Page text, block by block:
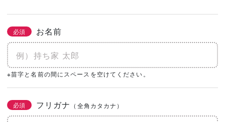
必須 お名前
※苗字と名前の間にスペースを空けてください。
必須 フリガナ （全角カタカナ）